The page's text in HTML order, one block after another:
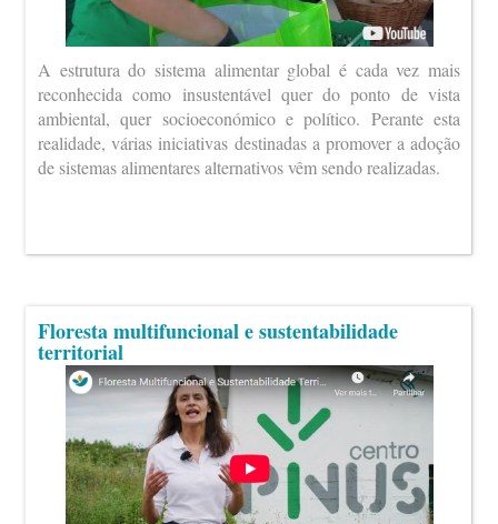
A estrutura do sistema alimentar global é cada vez mais
reconhecida como insustentável quer do ponto de vista
ambiental, quer socioeconómico e político. Perante esta
realidade, várias iniciativas destinadas a promover a adoção
de sistemas alimentares alternativos vêm sendo realizadas.
Floresta multifuncional e sustentabilidade
territorial